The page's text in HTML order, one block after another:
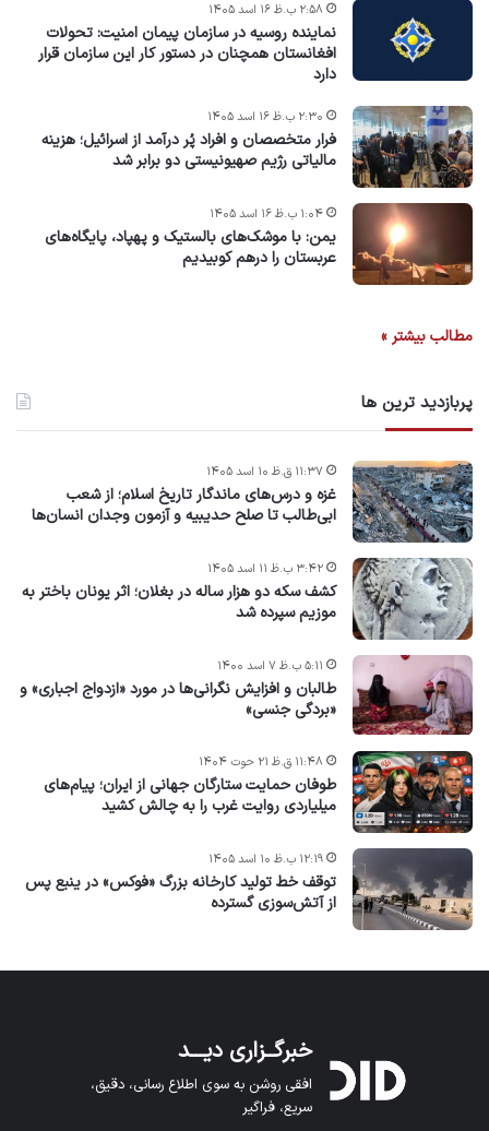
نماینده روسیه در سازمان پیمان امنیت: تحولات
افغانستان همچنان در دستور کار این سازمان قرار
دارد
۲:۵۸ ب.ظ ۱۶ اسد ۱۴۰۵
فرار متخصصان و افراد پُر درآمد از اسرائیل؛ هزینه
مالیاتی رژیم صهیونیستی دو برابر شد
۲:۳۰ ب.ظ ۱۶ اسد ۱۴۰۵
یمن: با موشک‌های بالستیک و پهپاد، پایگاه‌های
عربستان را درهم کوبیدیم
۱:۰۴ ب.ظ ۱۶ اسد ۱۴۰۵
مطالب بیشتر »
پربازدید ترین ها
غزه و درس‌های ماندگار تاریخ اسلام؛ از شعب
ابی‌طالب تا صلح حدیبیه و آزمون وجدان انسان‌ها
۱۱:۳۷ ق.ظ ۱۰ اسد ۱۴۰۵
کشف سکه دو هزار ساله در بغلان؛ اثر یونان باختر به
موزیم سپرده شد
۳:۴۲ ب.ظ ۱۱ اسد ۱۴۰۵
طالبان و افزایش نگرانی‌ها در مورد «ازدواج اجباری» و
«بردگی جنسی»
۵:۱۱ ب.ظ ۷ اسد ۱۴۰۰
طوفان حمایت ستارگان جهانی از ایران؛ پیام‌های
میلیاردی روایت غرب را به چالش کشید
۱۱:۴۸ ق.ظ ۲۱ حوت ۱۴۰۴
توقف خط تولید کارخانه بزرگ «فوکس» در ینبع پس
از آتش‌سوزی گسترده
۱۲:۱۹ ب.ظ ۱۰ اسد ۱۴۰۵
خبرگــزاری دیـــد
افقی روشن به سوی اطلاع رسانی، دقیق،
سریع، فراگیر